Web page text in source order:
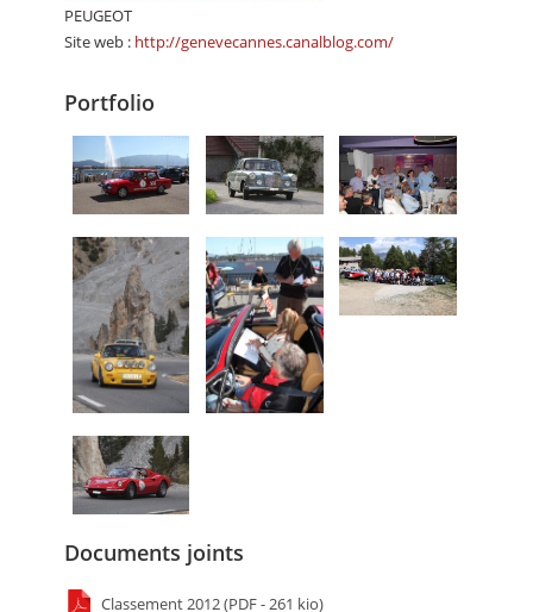
PEUGEOT
Site web : http://genevecannes.canalblog.com/
Portfolio
Documents joints
Classement 2012 (PDF - 261 kio)